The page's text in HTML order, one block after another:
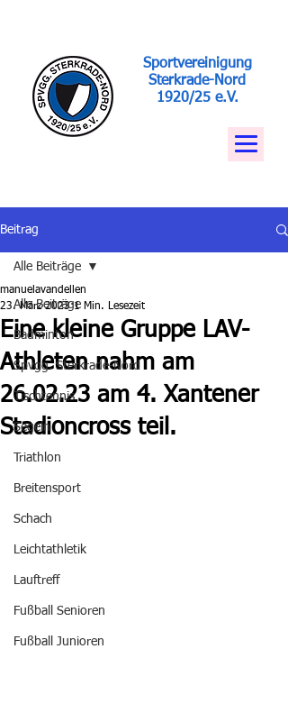
Sportvereinigung
Sterkrade-Nord
1920/25 e.V.
Beitrag
Alle Beiträge
Badminton
Spvgg. Sterkrade-Nord
Tischtennis
Segeln
Triathlon
Breitensport
Schach
Leichtathletik
Lauftreff
Fußball Senioren
Fußball Junioren
Alle Beiträge
Eine kleine Gruppe LAV-
Athleten nahm am
26.02.23 am 4. Xantener
Stadioncross teil.
manuelavandellen
23. März 2023 1 Min. Lesezeit